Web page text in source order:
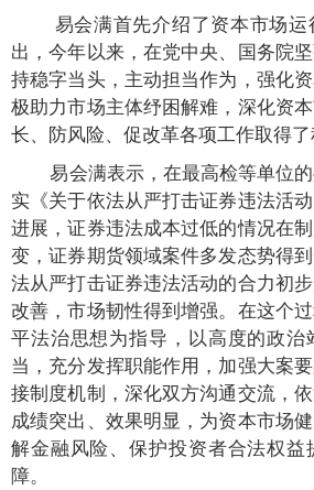
易会满首先介绍了资本市场
出，今年以来，在党中央、国务院
持稳字当头，主动担当作为，强化
极助力市场主体纾困解难，深化资
长、防风险、促改革各项工作取得了
易会满表示，在最高检等单位
实《关于依法从严打击证券违法活
进展，证券违法成本过低的情况在
变，证券期货领域案件多发态势得
法从严打击证券违法活动的合力初
改善，市场韧性得到增强。在这个
平法治思想为指导，以高度的政治
当，充分发挥职能作用，加强大案
接制度机制，深化双方沟通交流，
成绩突出、效果明显，为资本市场
解金融风险、保护投资者合法权益
障。